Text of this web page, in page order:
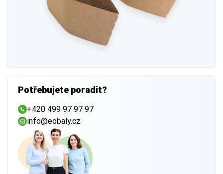
Potřebujete poradit?
+420 499 97 97 97
info@eobaly.cz